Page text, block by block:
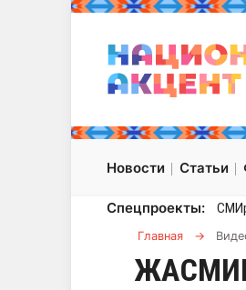
Новости Статьи
Спецпроекты:
Главная →